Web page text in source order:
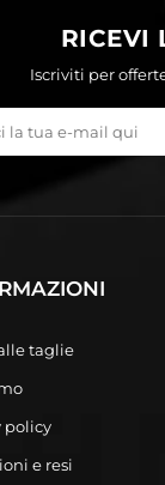
RICEVI
Iscriviti per
taglie
policy
e resi